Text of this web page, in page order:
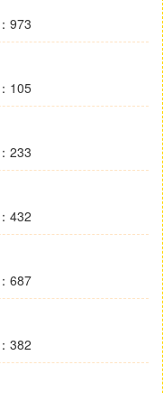
复了“永恒之蓝”攻
此补丁。
全更新的机器，
库免疫工具”检测
洞影响的端口，可
攻击的＂重灾
电脑系统遭受一个
击者被要求支付比
99个国家观察到超
973
105
233
432
687
382